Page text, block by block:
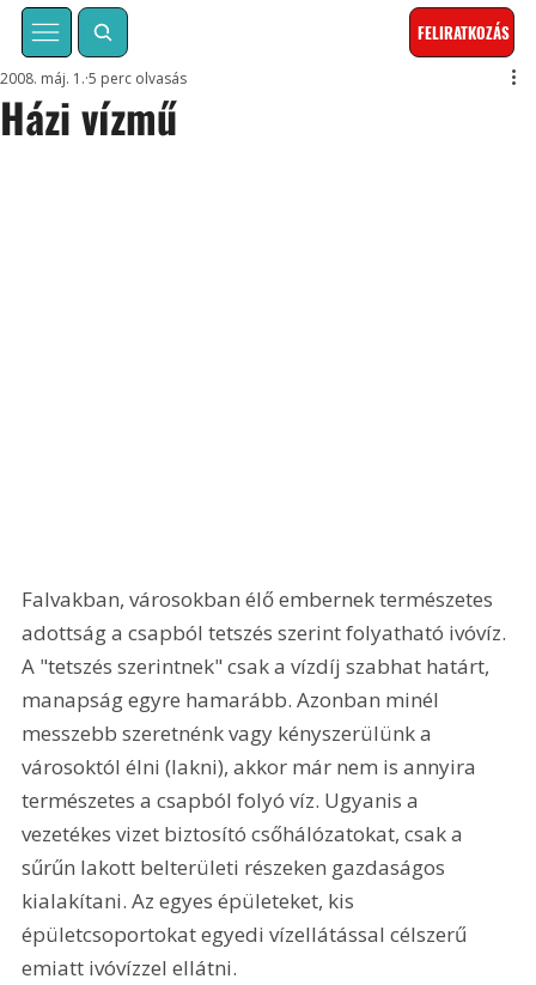
FELIRATKOZÁS
Házi vízmű
2008. máj. 1. 5 perc olvasás
Falvakban, városokban élő embernek természetes
adottság a csapból tetszés szerint folyatható ivóvíz.
A "tetszés szerintnek" csak a vízdíj szabhat határt,
manapság egyre hamarább. Azonban minél
messzebb szeretnénk vagy kényszerülünk a
városoktól élni (lakni), akkor már nem is annyira
természetes a csapból folyó víz. Ugyanis a
vezetékes vizet biztosító csőhálózatokat, csak a
sűrűn lakott belterületi részeken gazdaságos
kialakítani. Az egyes épületeket, kis
épületcsoportokat egyedi vízellátással célszerű
emiatt ivóvízzel ellátni.